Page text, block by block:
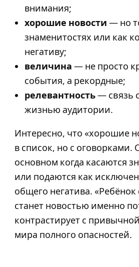
внимания;
хорошие новости — но
знаменитостях или как
негативу;
величина — не просто
события, а рекордные;
релевантность— связь
жизнью аудитории.
Интересно, что «хорошие
в список, но с оговорками.
основном когда касаются
или подаются как
общего негатива. «Ребёнок
станет новостью именно
контрастирует с
мира полного опасностей.